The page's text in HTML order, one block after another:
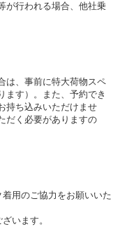
が行われる場合、他社乗
は、事前に特大荷物スペ
ます）。また、予約でき
持ち込みいただけませ
だく必要がありますの
用のご協力をお願いいた
います。